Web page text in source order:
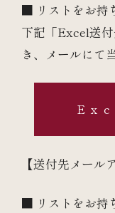
■ リストをお持
下記「Excel送
き、メールにて
Ｅｘ
【送付先メール
■ リストをお持